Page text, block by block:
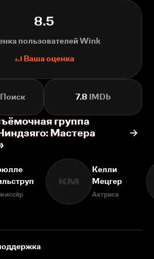
8.5
пользователей Wink
Ваша оценка
7.8 IMDb
группа
Мастера
КМ
Келли
Мецгер
Актриса